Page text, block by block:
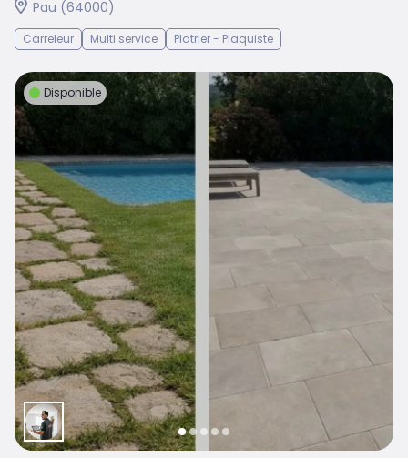
Pau (64000)
Carreleur Multi service Platrier - Plaquiste
Disponible